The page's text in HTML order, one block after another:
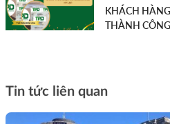
KHÁCH
THÀNH
Tin tức liên quan